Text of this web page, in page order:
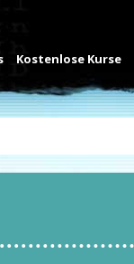
Kostenlose Kurse